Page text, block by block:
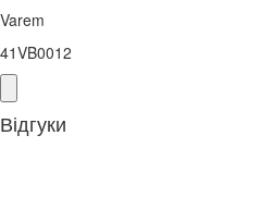
Varem
41VB0012
Відгуки